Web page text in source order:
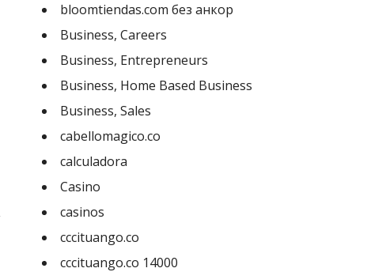
bloomtiendas.com без анкор
Business, Careers
Business, Entrepreneurs
Business, Home Based Business
Business, Sales
cabellomagico.co
calculadora
Casino
casinos
cccituango.co
cccituango.co 14000